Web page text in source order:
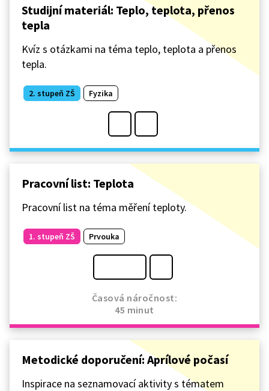
Studijní materiál: Teplo, teplota, přenos
tepla
Kvíz s otázkami na téma teplo, teplota a přenos
tepla.
2. stupeň ZŠ Fyzika
Pracovní list: Teplota
Pracovní list na téma měření teploty.
1. stupeň ZŠ Prvouka
Časová náročnost:
45 minut
Metodické doporučení: Aprílové počasí
Inspirace na seznamovací aktivity s tématem